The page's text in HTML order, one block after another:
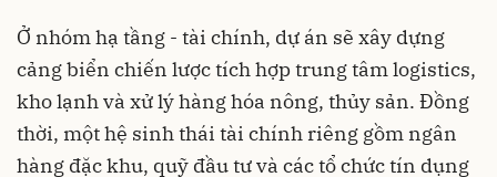
Ở nhóm hạ tầng - tài chính, dự án sẽ xây dựng
cảng biển chiến lược tích hợp trung tâm logistics,
kho lạnh và xử lý hàng hóa nông, thủy sản. Đồng
thời, một hệ sinh thái tài chính riêng gồm ngân
hàng đặc khu, quỹ đầu tư và các tổ chức tín dụng